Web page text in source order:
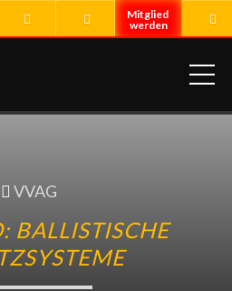
VVAG
BALLISTISCHE